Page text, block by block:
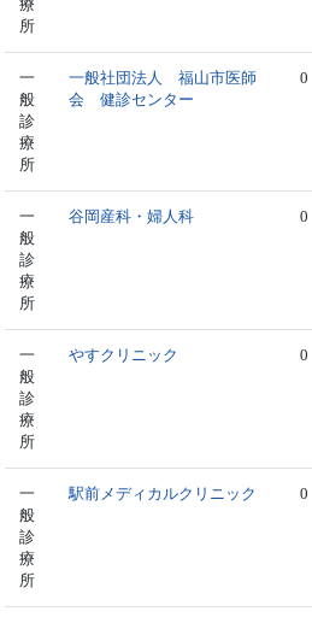
療
所
一
般
診
療
所
一般社団法人 福山市医師
会 健診センター
0
一
般
診
療
所
谷岡産科・婦人科 0
一
般
診
療
所
やすクリニック 0
一
般
診
療
所
駅前メディカルクリニック 0